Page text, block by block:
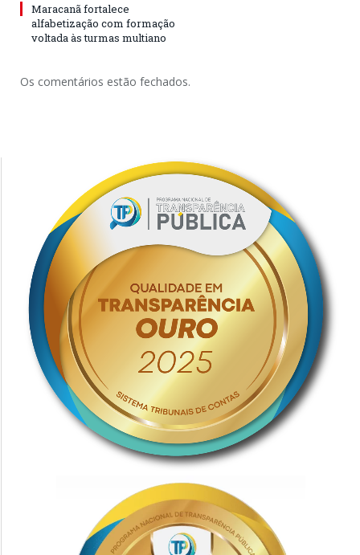
Maracanã fortalece
alfabetização com formação
voltada às turmas multiano
Os comentários estão fechados.